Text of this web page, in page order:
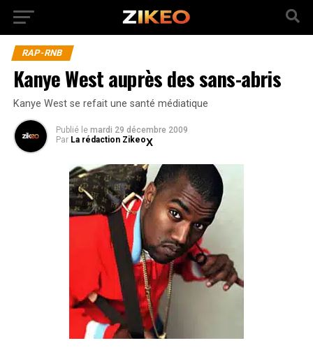
RAP-RNB
Kanye West auprès des sans-abris
Kanye West se refait une santé médiatique
Publié le mardi 29 décembre 2009
Par La rédaction Zikeo